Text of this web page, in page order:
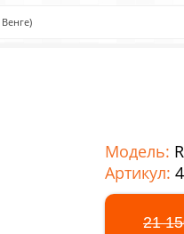
Модель:
Артикул:
21